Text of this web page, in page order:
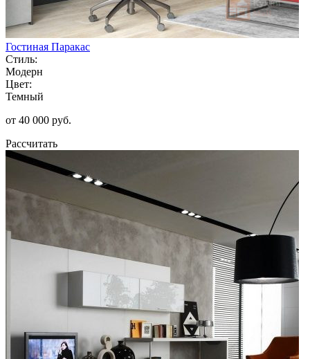
Гостиная Паракас
Стиль:
Модерн
Цвет:
Темный
от 40 000 руб.
Рассчитать